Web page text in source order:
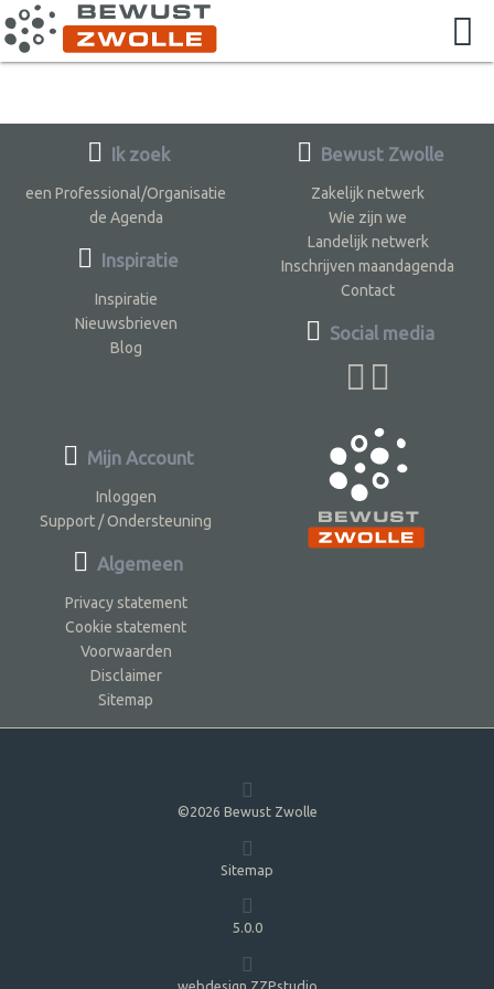
Ik zoek
een Professional/Organisatie
de Agenda
Inspiratie
Inspiratie
Nieuwsbrieven
Blog
Bewust Zwolle
Zakelijk netwerk
Wie zijn we
Landelijk netwerk
Inschrijven maandagenda
Contact
Social media
Mijn Account
Inloggen
Support / Ondersteuning
Algemeen
Privacy statement
Cookie statement
Voorwaarden
Disclaimer
Sitemap
©2026 Bewust Zwolle
Sitemap
5.0.0
webdesign ZZPstudio